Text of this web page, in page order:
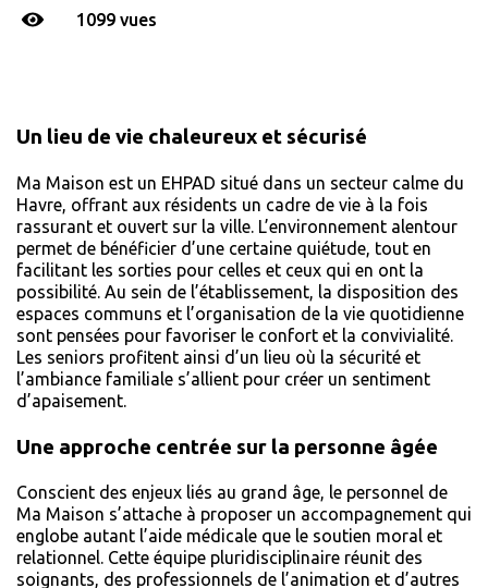
1099 vues
Un lieu de vie chaleureux et sécurisé
Ma Maison est un EHPAD situé dans un secteur calme du
Havre, offrant aux résidents un cadre de vie à la fois
rassurant et ouvert sur la ville. L’environnement alentour
permet de bénéficier d’une certaine quiétude, tout en
facilitant les sorties pour celles et ceux qui en ont la
possibilité. Au sein de l’établissement, la disposition des
espaces communs et l’organisation de la vie quotidienne
sont pensées pour favoriser le confort et la convivialité.
Les seniors profitent ainsi d’un lieu où la sécurité et
l’ambiance familiale s’allient pour créer un sentiment
d’apaisement.
Une approche centrée sur la personne âgée
Conscient des enjeux liés au grand âge, le personnel de
Ma Maison s’attache à proposer un accompagnement qui
englobe autant l’aide médicale que le soutien moral et
relationnel. Cette équipe pluridisciplinaire réunit des
soignants, des professionnels de l’animation et d’autres